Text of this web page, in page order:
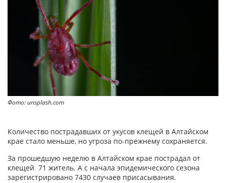
Фото: unsplash.com
Количество пострадавших от укусов клещей в Алтайском
крае стало меньше, но угроза по-прежнему сохраняется.
За прошедшую неделю в Алтайском крае пострадал от
клещей 71 житель. А с начала эпидемического сезона
зарегистрировано 7430 случаев присасывания.